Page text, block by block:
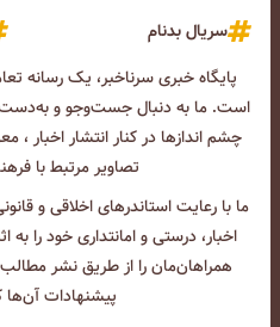
سریال بدنام
پایگاه خبری سرناخبر، یک رسانه
است. ما به دنبال جست‌و‌جو و به‌دست
چشم انداز‌ها در کنار انتشار اخبار ،
تصاویر مرتبط با
ما با رعایت استاندرهای اخلاقی و
اخبار، درستی و امانتداری خود را به
همراهان‌مان را از طریق نشر
پیشنهادات